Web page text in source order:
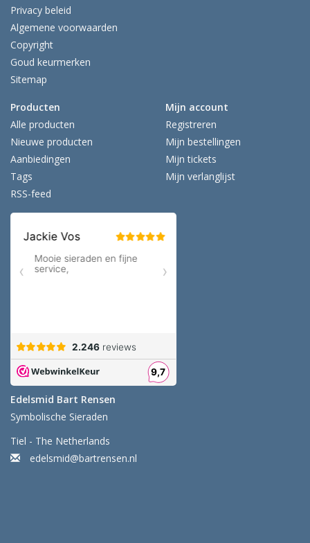
Privacy beleid
Algemene voorwaarden
Copyright
Goud keurmerken
Sitemap
Producten
Alle producten
Nieuwe producten
Aanbiedingen
Tags
RSS-feed
Mijn account
Registreren
Mijn bestellingen
Mijn tickets
Mijn verlanglijst
Edelsmid Bart Rensen
Symbolische Sieraden
Tiel - The Netherlands
edelsmid@bartrensen.nl